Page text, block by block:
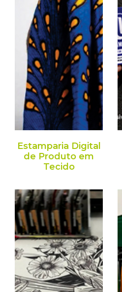
Estamparia Digital
de Produto em
Tecido